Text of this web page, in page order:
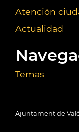
Atención
Actualidad
Temas
Ajuntament de